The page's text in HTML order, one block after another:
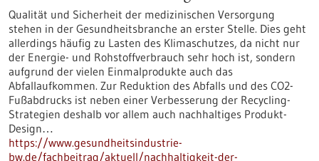
Qualität und Sicherheit der medizinischen Versorgung
stehen in der Gesundheitsbranche an erster Stelle. Dies geht
allerdings häufig zu Lasten des Klimaschutzes, da nicht nur
der Energie- und Rohstoffverbrauch sehr hoch ist, sondern
aufgrund der vielen Einmalprodukte auch das
Abfallaufkommen. Zur Reduktion des Abfalls und des CO2-
Fußabdrucks ist neben einer Verbesserung der Recycling-
Strategien deshalb vor allem auch nachhaltiges Produkt-
Design…
https://www.gesundheitsindustrie-
bw.de/fachbeitrag/aktuell/nachhaltigkeit-der-